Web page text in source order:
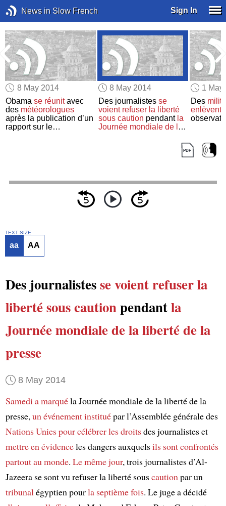
News in Slow French Sign In
8 May 2014
Obamase réunitavec
des météorologues
après la publication d’un
rapport sur le
8 May 2014
Des journalistes se
voient refuser la liberté
sous caution pendant la
Journée mondiale de la
1 May
Des
enlèvent
TEXT SIZE
aa AA
Des journalistesse voient refuser la
liberté sous cautionpendantla
Journée mondiale de la liberté de la
presse
8 May 2014
Samedia marquéla Journée mondiale de la liberté de la
presse,un événementinstituépar l’Assemblée générale des
Nations Uniespour célébrerles droitsdes journalistes et
mettre en évidenceles dangers auxquelsils sont confrontés
partout au monde. Le même jour, trois journalistes d’Al-
Jazeera se sont vu refuser la liberté souscautionpar un
tribunalégyptien pourla septième fois. Le juge a décidé